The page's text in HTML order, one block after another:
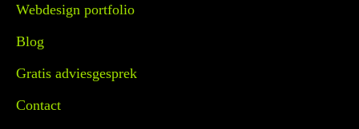
Webdesign portfolio
Blog
Gratis adviesgesprek
Contact